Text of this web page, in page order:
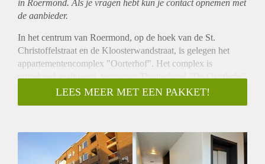
in Roermond. Als je vragen hebt kun je contact opnemen met
de aanbieder.
In het centrum van Roermond, op de hoek van de St.
Christoffelstraat en de Kloosterwandstraat, is gelegen het
appartementencomplex "Oorterhof". Het complex is
uitstekend gesitueerd, tegenover Theaterhotel "De Oranjerie"
nabij alle winkels welke het gezellige stadscentrum van
Roermond rijk is. Op nog geen 2 minuten lopen bereikt u al
woonlocatie midden in het centrum van Roermond voor
zowel jong als oud!
LEES MEER MET EEN PAKKET!